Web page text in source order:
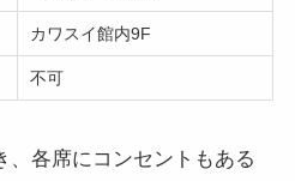
カワスイ館内9F
不可
、各席にコンセントもある